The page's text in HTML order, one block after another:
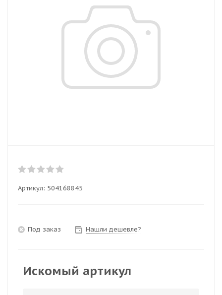
Артикул: 504168845
Под заказ Нашли дешевле?
Искомый артикул